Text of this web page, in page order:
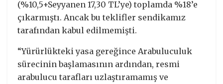
(%10,5+Seyyanen 17,30 TL’ye) toplamda %18’e
çıkarmıştı. Ancak bu teklifler sendikamız
tarafından kabul edilmemişti.
“Yürürlükteki yasa gereğince Arabuluculuk
sürecinin başlamasının ardından, resmi
arabulucu tarafları uzlaştıramamış ve